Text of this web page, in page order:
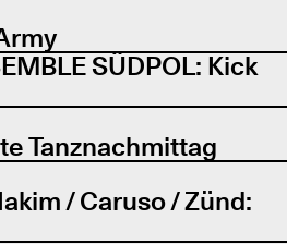
SÜDPOL: Kick
Tanznachmittag
/ Caruso / Zünd: